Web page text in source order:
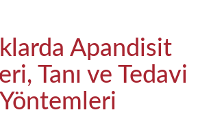
Apandisit
Tanı ve Tedavi
Yöntemleri